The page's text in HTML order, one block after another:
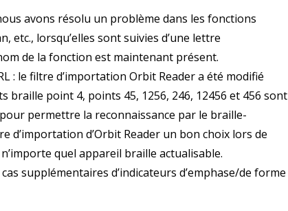
avons résolu un problème dans les fonctions
etc., lorsqu’elles sont suivies d’une lettre
de la fonction est maintenant présent.
: le filtre d’importation Orbit Reader a été modifié
braille point 4, points 45, 1256, 246, 12456 et 456 sont
permettre la reconnaissance par le braille-
d’importation d’Orbit Reader un bon choix lors de
quel appareil braille actualisable.
supplémentaires d’indicateurs d’emphase/de forme